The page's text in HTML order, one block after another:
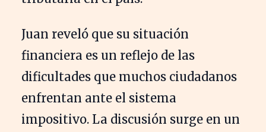
Juan reveló que su situación
financiera es un reflejo de las
dificultades que muchos ciudadanos
enfrentan ante el sistema
impositivo. La discusión surge en un